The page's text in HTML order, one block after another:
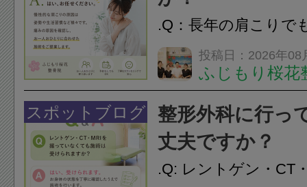
.Q：長年の肩こりで
か？A：はい、お任
性的な肩こりの原因
慣など様々です。痛
し、お一人おひとり
をご提案します。.#
投稿日：2026年08
ふじもり桜花
スポットブログ
整形外科に行っ
丈夫ですか？
.Q: レントゲン・CT